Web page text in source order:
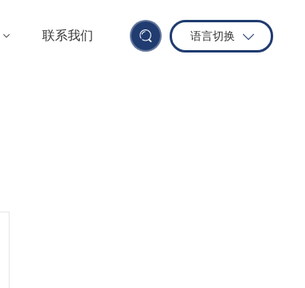
联系我们 语言切换
首页 售后服务